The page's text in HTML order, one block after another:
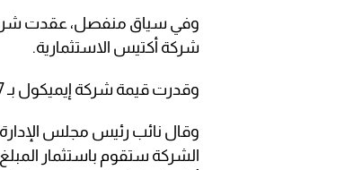
شركة أكتيس الاستثمارية.
وقدرت قيمة شركة إيميكول بـ 3.7 مليار درهم وقيمة حقوق الاكتتاب 2.4 مليار درهم.
وقال نائب رئيس مجلس الإدارة
الشركة ستقوم باستثمار